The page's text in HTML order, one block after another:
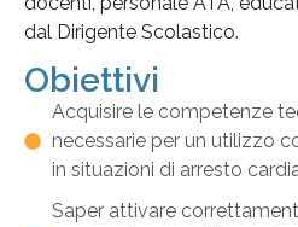
dal Dirigente Scolastico.
Obiettivi
Acquisire le competenze
necessarie per un utilizzo
in situazioni di arresto
Saper attivare